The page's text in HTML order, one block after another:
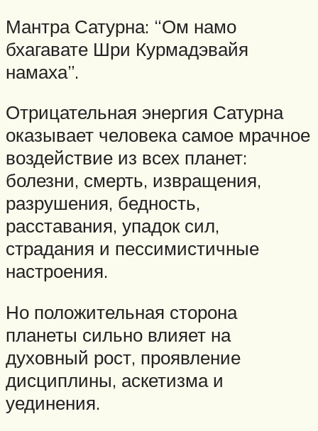
Мантра Сатурна: “Ом намо
бхагавате Шри Курмадэвайя
намаха”.
Отрицательная энергия Сатурна
оказывает человека самое мрачное
воздействие из всех планет:
болезни, смерть, извращения,
разрушения, бедность,
расставания, упадок сил,
страдания и пессимистичные
настроения.
Но положительная сторона
планеты сильно влияет на
духовный рост, проявление
дисциплины, аскетизма и
уединения.